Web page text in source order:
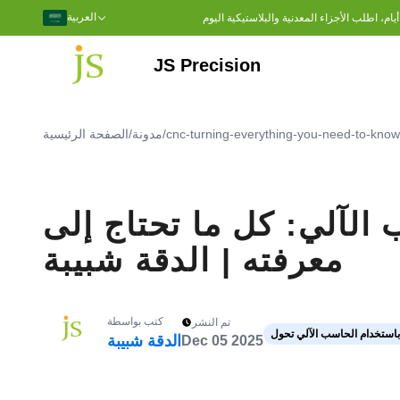
العربية
JS Precision
الصفحة الرئيسية/مدونة/cnc-turning-everything-you-need-to-
الآلي: كل ما تحتاج إلى
معرفته | الدقة شبيبة
كتب بواسطة
الدقة شبيبة
تم النشر
Dec 05 2025 باستخدام الحاسب الآلي تحول